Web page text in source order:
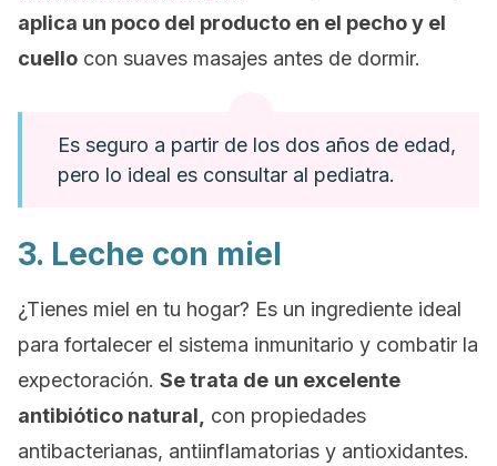
aplica un poco del producto en el pecho y el
cuello con suaves masajes antes de dormir.
Es seguro a partir de los dos años de edad,
pero lo ideal es consultar al pediatra.
3. Leche con miel
¿Tienes miel en tu hogar? Es un ingrediente ideal
para fortalecer el sistema inmunitario y combatir la
expectoración. Se trata de un excelente
antibiótico natural,
con propiedades
antibacterianas, antiinflamatorias y antioxidantes.